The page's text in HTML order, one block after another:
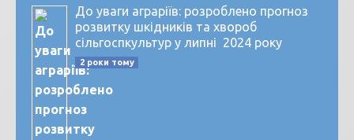
До уваги аграріїв: розроблено прогноз
розвитку шкідників та хвороб
сільгоспкультур у липні 2024 року
2 роки тому